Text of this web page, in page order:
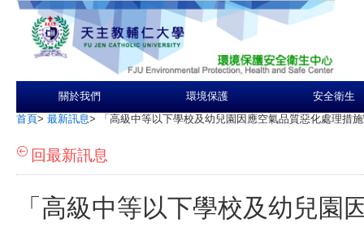
關於我們 環境保護 安全衛生
首頁> 最新訊息> 「高級中等以下學校及幼兒園因應空氣品質惡化處理措
回最新訊息
「高級中等以下學校及幼兒園